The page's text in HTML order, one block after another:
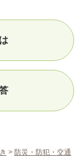
> 防災・防犯・交通